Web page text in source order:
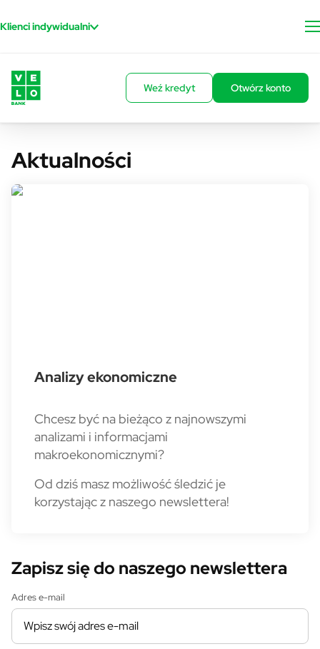
Klienci indywidualni
Weź kredyt Otwórz konto
Aktualności
Analizy ekonomiczne
Chcesz być na bieżąco z najnowszymi
analizami i informacjami
makroekonomicznymi?
Od dziś masz możliwość śledzić je
korzystając z naszego newslettera!
Zapisz się do naszego newslettera
Adres e-mail